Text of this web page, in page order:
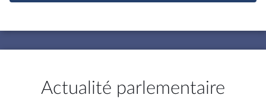
Actualité parlementaire